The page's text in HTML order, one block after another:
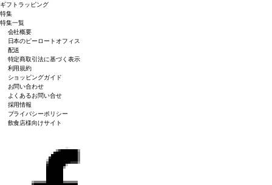
ギフトラッピング
特集
特集一覧
会社概要
日本のピーロートオフィス
配送
特定商取引法に基づく表示
利用規約
ショッピングガイド
お問い合わせ
よくあるお問い合せ
採用情報
プライバシーポリシー
飲食店様向けサイト